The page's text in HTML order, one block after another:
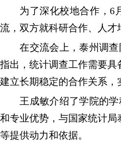
为了深化校地合作，6
流，双方就科研合作、人
在交流会上，泰州调
指出，统计调查工作需要
建立长期稳定的合作关系，
王成敏介绍了学院的
和专业优势，与国家统计
等提供动力和依据。